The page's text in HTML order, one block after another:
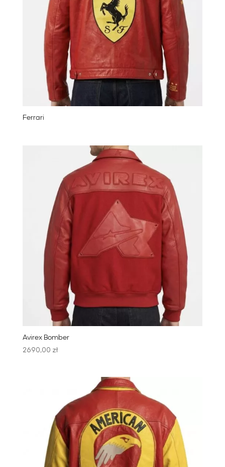
Ferrari
Avirex Bomber
2690,00 zł